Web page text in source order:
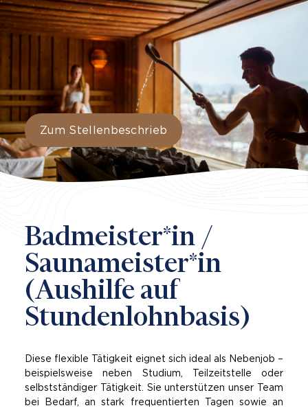
Cookie-Einstellungen
BOHRTURMSAUNA
SPA
FITNESSCENTER
FAMILIEN
Preise & Tickets
Öffnungszeiten
Gutscheine
Vorteilsband
Services
Aktuelle Gästeanzahl
Zum Stellenbeschrieb
Badmeister*in /
Saunameister*in
(Aushilfe auf
Stundenlohnbasis)
Diese flexible Tätigkeit eignet sich ideal als Nebenjob –
beispielsweise neben Studium, Teilzeitstelle oder
selbstständiger Tätigkeit. Sie unterstützen unser Team
bei Bedarf, an stark frequentierten Tagen sowie an